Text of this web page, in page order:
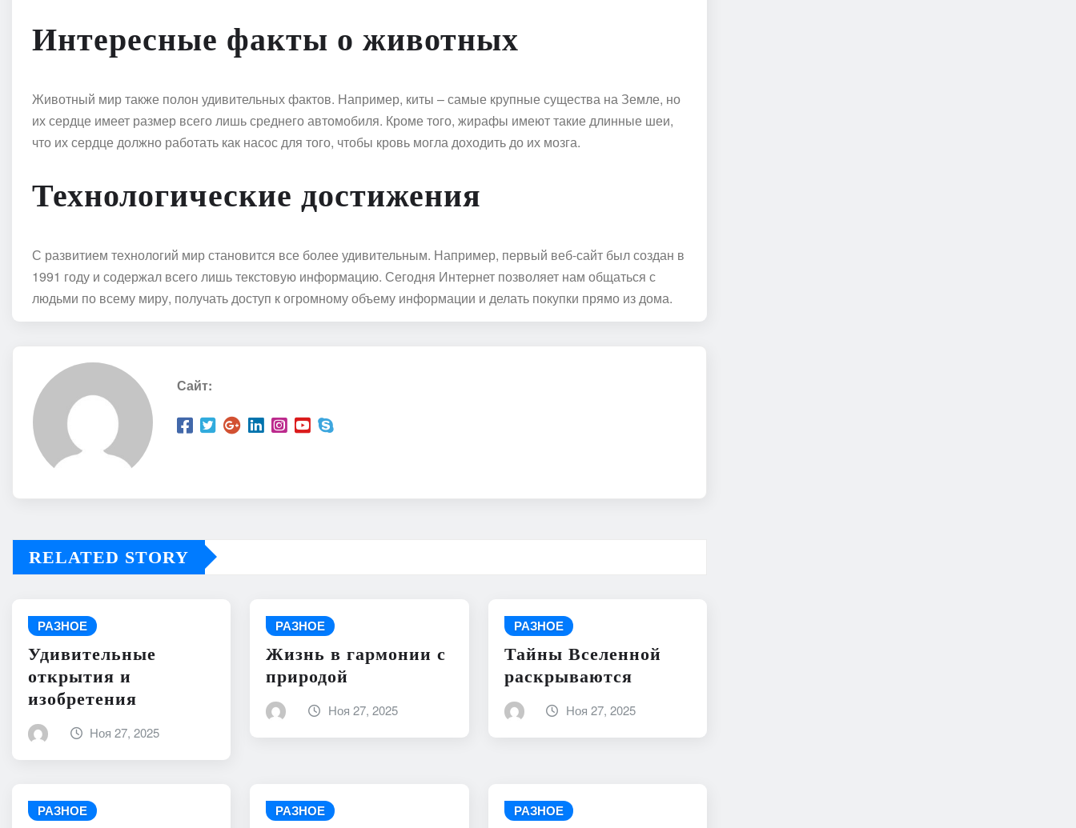
Интересные факты о животных
Животный мир также полон удивительных фактов. Например, киты – самые крупные существа на Земле, но
их сердце имеет размер всего лишь среднего автомобиля. Кроме того, жирафы имеют такие длинные шеи,
что их сердце должно работать как насос для того, чтобы кровь могла доходить до их мозга.
Технологические достижения
С развитием технологий мир становится все более удивительным. Например, первый веб-сайт был создан в
1991 году и содержал всего лишь текстовую информацию. Сегодня Интернет позволяет нам общаться с
людьми по всему миру, получать доступ к огромному объему информации и делать покупки прямо из дома.
Сайт:
RELATED STORY
РАЗНОЕ
Удивительные
открытия и
изобретения
Ноя 27, 2025
РАЗНОЕ
Жизнь в гармонии с
природой
Ноя 27, 2025
РАЗНОЕ
Тайны Вселенной
раскрываются
Ноя 27, 2025
РАЗНОЕ РАЗНОЕ РАЗНОЕ